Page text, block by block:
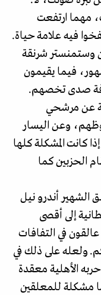
مهما ارتفعت
فيه علامة حياة.
وستمنستر شرنقة
فيما يقيمون
صدى تخصهم.
عن مرشحي
وعن اليسار
كانت المشكلة كلها
الحزبين كما
الشهير أندرو نيل
إلى أقصى
في التفافات
ولعله على ذلك في
الأهلية معقدة
مشكلة للمعلقين